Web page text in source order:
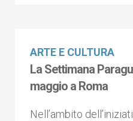
ARTE E CULTURA
La Settimana
maggio a Roma
Nell’ambito